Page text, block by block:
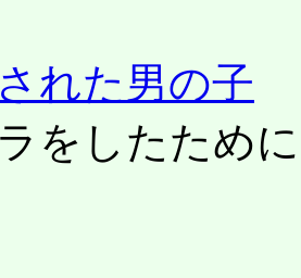
れた男の子
をしたため